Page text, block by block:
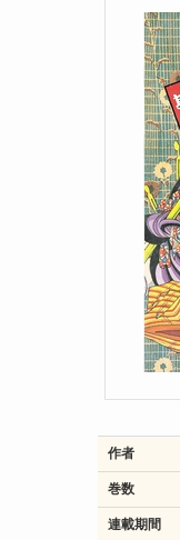
作者
巻数
連載期間